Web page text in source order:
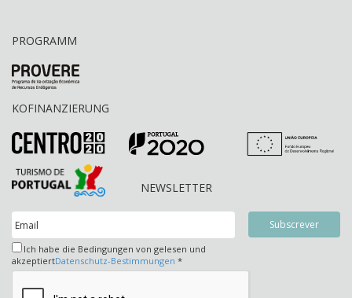
PROGRAMM
KOFINANZIERUNG
NEWSLETTER
Ich habe die Bedingungen von gelesen und
akzeptiertDatenschutz-Bestimmungen *